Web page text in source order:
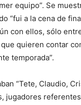
equipo”. Se
“fui a la cena de
con ellos, sólo
quieren contar
temporada”.
“Tete, Claudio,
jugadores